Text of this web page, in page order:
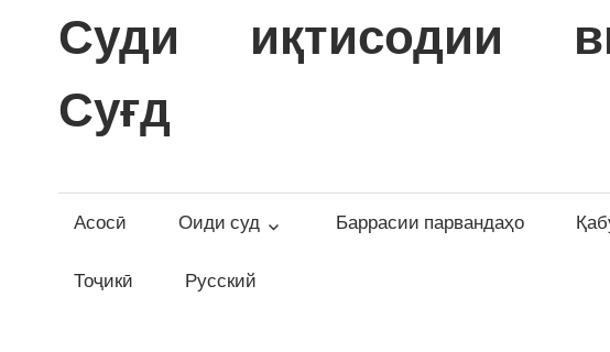
to
content
Суди иқтисодии
Суғд
Асосӣ Оиди суд Баррасии парвандаҳо
Тоҷикӣ Русский